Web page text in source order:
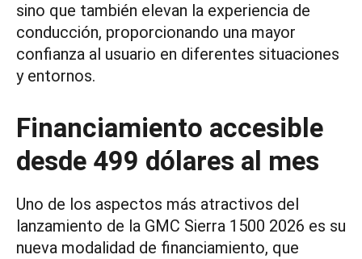
sino que también elevan la experiencia de
conducción, proporcionando una mayor
confianza al usuario en diferentes situaciones
y entornos.
Financiamiento accesible
desde 499 dólares al mes
Uno de los aspectos más atractivos del
lanzamiento de la GMC Sierra 1500 2026 es su
nueva modalidad de financiamiento, que